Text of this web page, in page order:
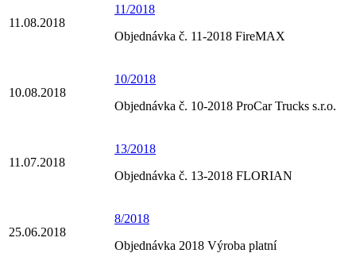
11.08.2018
11/2018
Objednávka č. 11-2018 FireMAX
10.08.2018
10/2018
Objednávka č. 10-2018 ProCar Trucks s.r.o.
11.07.2018
13/2018
Objednávka č. 13-2018 FLORIAN
25.06.2018
8/2018
Objednávka 2018 Výroba platní